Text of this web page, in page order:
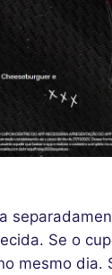
Se o
mesmo dia.